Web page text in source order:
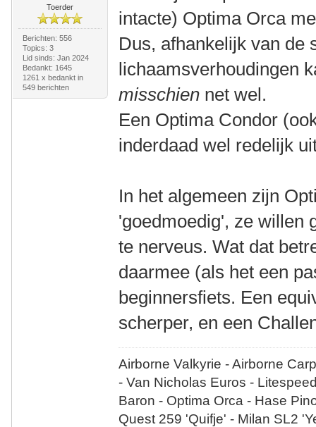
Toerder
Berichten: 556
Topics: 3
Lid sinds: Jan 2024
Bedankt: 1645
1261 x bedankt in
549 berichten
intacte) Optima Orca
Dus, afhankelijk van de
lichaamsverhoudingen
misschien net wel.
Een Optima Condor
inderdaad wel redelijk
In het algemeen zijn
'goedmoedig', ze willen
te nerveus. Wat dat
daarmee (als het een
beginnersfiets. Een
scherper, en een
Airborne Valkyrie - Airborne
- Van Nicholas Euros -
Baron - Optima Orca - Hase
Quest 259 'Quifje' - Milan SL2